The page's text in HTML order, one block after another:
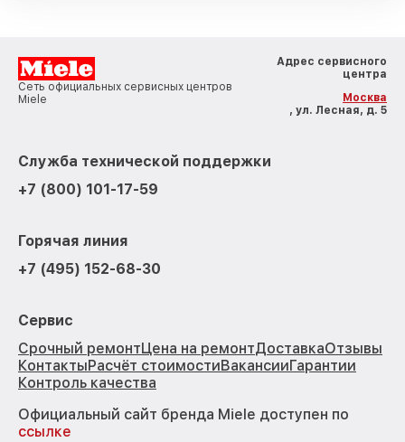
Сеть официальных сервисных центров
Miele
Адрес сервисного
центра
Москва
, ул. Лесная, д. 5
Служба технической поддержки
+7 (800) 101-17-59
Горячая линия
+7 (495) 152-68-30
Сервис
Срочный ремонтЦена на ремонтДоставкаОтзывы
КонтактыРасчёт стоимостиВакансииГарантии
Контроль качества
Официальный сайт бренда Miele доступен по
ссылке